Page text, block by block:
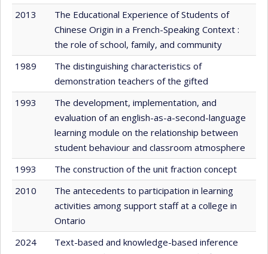
2013
The Educational Experience of Students of
Chinese Origin in a French-Speaking Context :
the role of school, family, and community
1989
The distinguishing characteristics of
demonstration teachers of the gifted
1993
The development, implementation, and
evaluation of an english-as-a-second-language
learning module on the relationship between
student behaviour and classroom atmosphere
1993
The construction of the unit fraction concept
2010
The antecedents to participation in learning
activities among support staff at a college in
Ontario
2024
Text-based and knowledge-based inference